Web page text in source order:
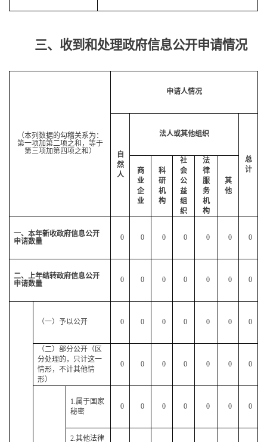
三、收到和处理政府信息公开申请情况
（本列数据的勾稽关系为：
第一项加第二项之和，等于
第三项加第四项之和）
申请人情况
自
然
人
法人或其他组织
总
计
商
业
企
业
科
研
机
构
社
会
公
益
组
织
法
律
服
务
机
构
其
他
一、本年新收政府信息公开
申请数量
0 0 0 0 0 0 0
二、上年结转政府信息公开
申请数量
0 0 0 0 0 0 0
（一）予以公开 0 0 0 0 0 0 0
（二）部分公开（区
分处理的，只计这一
情形，不计其他情
形）
0 0 0 0 0 0 0
1.属于国家
秘密
0 0 0 0 0 0 0
2.其他法律